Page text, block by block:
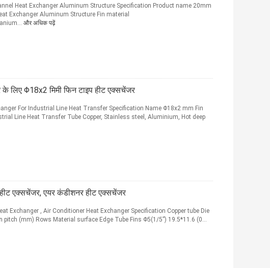
Heat Exchanger Aluminum Structure Specification Product name 20mm
Exchanger Aluminum Structure Fin material
और अधिक पढ़ें
के लिए Φ18x2 मिमी फिन टाइप हीट एक्सचेंजर
For Industrial Line Heat Transfer Specification Name Φ18x2 mm Fin
Line Heat Transfer Tube Copper, Stainless steel, Aluminium, Hot deep
एक्सचेंजर, एयर कंडीशनर हीट एक्सचेंजर
Exchanger , Air Conditioner Heat Exchanger Specification Copper tube Die
pitch (mm) Rows Material surface Edge Tube Fins Φ5(1/5”) 19.5*11.6 (0...